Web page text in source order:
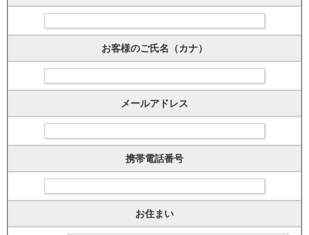
お客様のご氏名（カナ）
メールアドレス
携帯電話番号
お住まい